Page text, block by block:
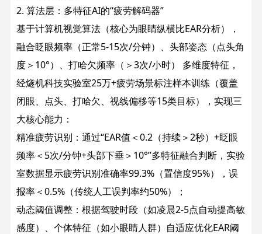
2. 算法层：多特征AI的“疲劳解码器”​
基于计算机视觉算法（核心为眼睛纵横比EAR分析），
融合眨眼频率（正常5-15次/分钟）、头部姿态（点头角
度＞10°）、打哈欠频率（＞3次/小时）​ 多维度特征，
经燧机科技实验室25万+疲劳场景标注样本训练（覆盖
闭眼、点头、打哈欠、视线偏移等15类目标），实现三
大核心能力：
精准疲劳识别：通过“EAR值＜0.2（持续＞2秒）+眨眼
频率＜5次/分钟+头部下垂＞10°”多特征融合判断，实验
室数据显示疲劳识别准确率99.3%（置信度95%），误
报率＜0.5%（传统人工误判率约50%）；
动态阈值调整：根据驾驶时段（如凌晨2-5点自动提高敏
感度）、个体特征（如小眼睛人群）自适应优化EAR阈